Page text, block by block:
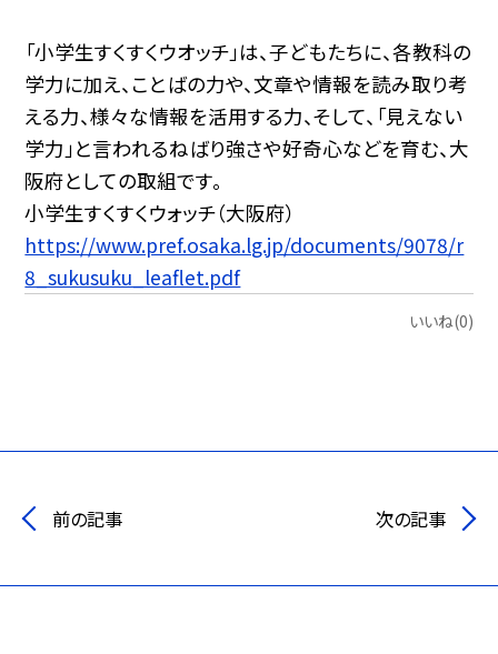
「小学生すくすくウオッチ」は、子どもたちに、各教科の
学力に加え、ことばの力や、文章や情報を読み取り考
える力、様々な情報を活用する力、そして、「見えない
学力」と言われるねばり強さや好奇心などを育む、大
阪府としての取組です。
小学生すくすくウォッチ（大阪府）
https://www.pref.osaka.lg.jp/documents/9078/r
8_sukusuku_leaflet.pdf
いいね(0)
前の記事 次の記事